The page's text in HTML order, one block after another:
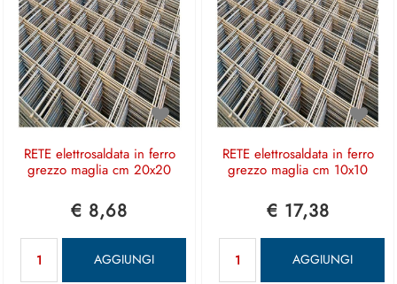
RETE elettrosaldata in ferro
grezzo maglia cm 20x20
€ 8,68
AGGIUNGI
RETE elettrosaldata in ferro
grezzo maglia cm 10x10
€ 17,38
AGGIUNGI